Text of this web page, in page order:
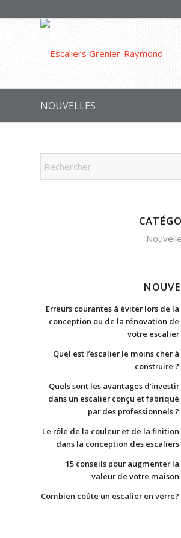
NOUVELLES
Erreurs courantes à éviter lors de la
conception ou de la rénovation de
votre escalier
Quel est l’escalier le moins cher à
construire ?
Quels sont les avantages d’investir
dans un escalier conçu et fabriqué
par des professionnels ?
Le rôle de la couleur et de la finition
dans la conception des escaliers
15 conseils pour augmenter la
valeur de votre maison
Combien coûte un escalier en verre?